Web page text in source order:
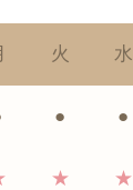
火 水
● ●
★ ★